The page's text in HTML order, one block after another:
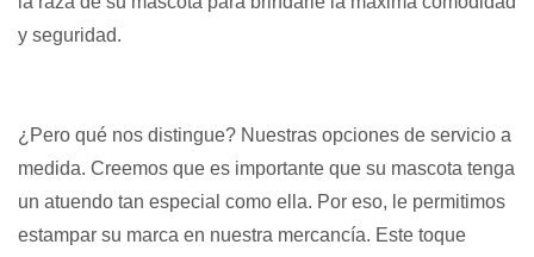
y seguridad.
¿Pero qué nos distingue? Nuestras opciones de servicio a
medida. Creemos que es importante que su mascota tenga
un atuendo tan especial como ella. Por eso, le permitimos
estampar su marca en nuestra mercancía. Este toque